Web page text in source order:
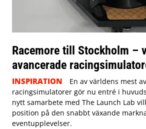
Racemore till Stockholm –
avancerade
INSPIRATION
En av världens mest
racingsimulatorer gör nu entré i
nytt samarbete med The Launch Lab
position på den snabbt växande
eventupplevelser.